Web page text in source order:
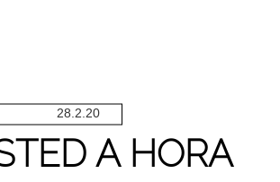
28.2.20
A HORA